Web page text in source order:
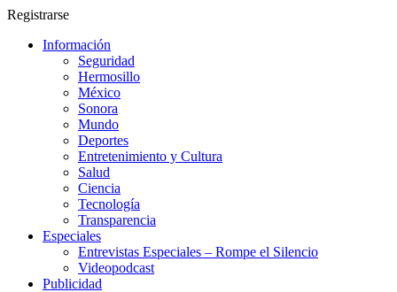
Registrarse
Información
Seguridad
Hermosillo
México
Sonora
Mundo
Deportes
Entretenimiento y Cultura
Salud
Ciencia
Tecnología
Transparencia
Especiales
Entrevistas Especiales – Rompe el Silencio
Videopodcast
Publicidad